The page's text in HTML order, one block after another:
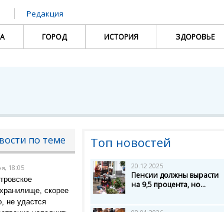
Редакция
ГОРОД ИСТОРИЯ ЗДОРОВЬЕ
по теме
, 18:05
скорее
не удастся
Топ новостей
20.12.2025
Пенсии должны вырасти
на 9,5 процента, но...